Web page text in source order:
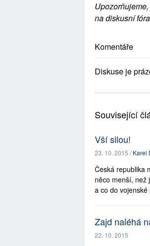
na diskusní
Komentáře
Diskuse je
Související
Vší silou!
23. 10. 2015 /Karel
Česká republika
něco menší, než
a co do
Zajd naléhá
22. 10. 2015